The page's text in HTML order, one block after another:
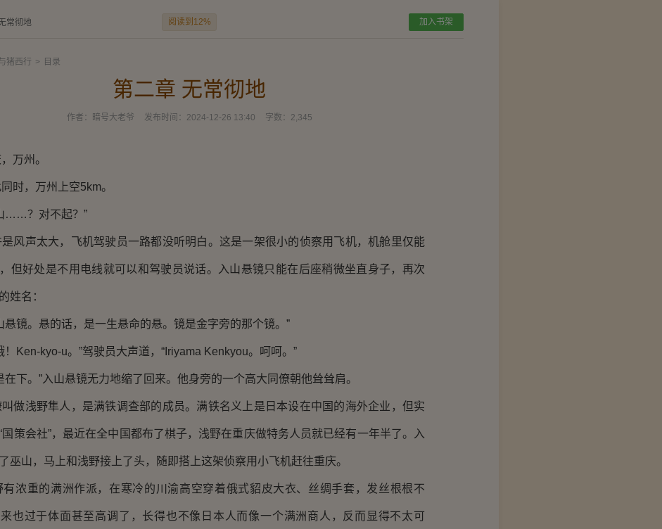
常彻地 阅读到12% 加入书架
猪西行 > 目录
第二章 无常彻地
作者： 暗号大老爷 发布时间： 2024-12-26 13:40 字数： 2,345
州。
，万州上空5km。
？对不起？”
声太大，飞机驾驶员一路都没听明白。这是一架很小的侦察用飞机，机舱里仅能
但好处是不用电线就可以和驾驶员说话。入山悬镜只能在后座稍微坐直身子，再次
姓名：
。悬的话，是一生悬命的悬。镜是金字旁的那个镜。”
kyo-u。”驾驶员大声道，“Iriyama Kenkyou。呵呵。”
。”入山悬镜无力地缩了回来。他身旁的一个高大同僚朝他耸耸肩。
浅野隼人，是满铁调查部的成员。满铁名义上是日本设在中国的海外企业，但实
国策会社”，最近在全中国都布了棋子，浅野在重庆做特务人员就已经有一年半了。入
巫山，马上和浅野接上了头，随即搭上这架侦察用小飞机赶往重庆。
重的满洲作派，在寒冷的川渝高空穿着俄式貂皮大衣、丝绸手套，发丝根根不
也过于体面甚至高调了，长得也不像日本人而像一个满洲商人，反而显得不太可